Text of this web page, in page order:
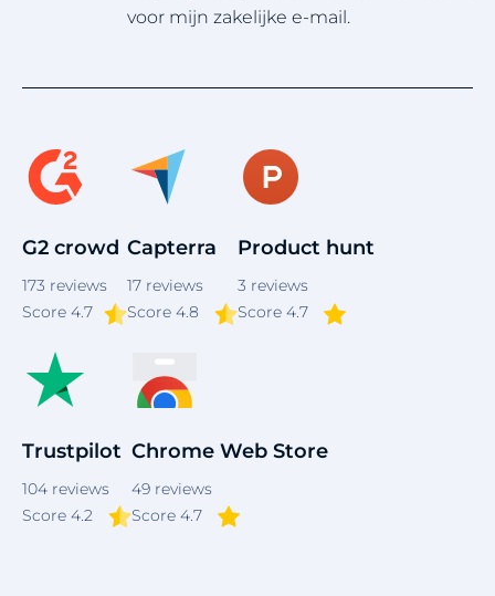
voor mijn zakelijke e-mail.
of
G2 crowd
173 reviews
Score 4.7
Capterra
17 reviews
Score 4.8
Product hunt
3 reviews
Score 4.7
Trustpilot
104 reviews
Score 4.2
Chrome Web Store
49 reviews
Score 4.7